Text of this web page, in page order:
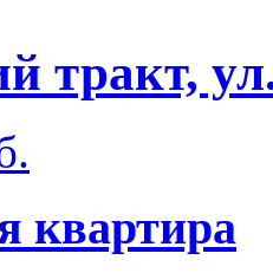
тракт,
квартира